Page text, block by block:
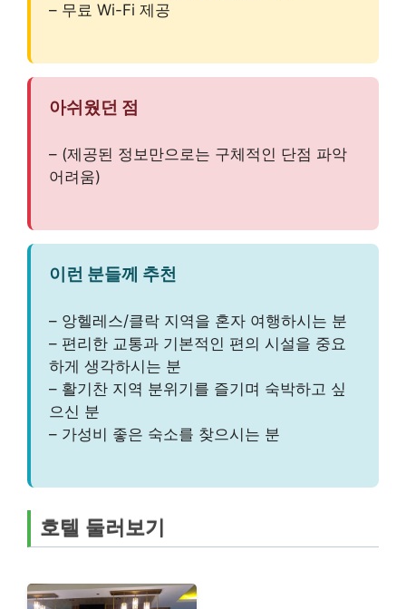
– 무료 Wi-Fi 제공
아쉬웠던 점
– (제공된 정보만으로는 구체적인 단점 파악
어려움)
이런 분들께 추천
– 앙헬레스/클락 지역을 혼자 여행하시는 분
– 편리한 교통과 기본적인 편의 시설을 중요
하게 생각하시는 분
– 활기찬 지역 분위기를 즐기며 숙박하고 싶
으신 분
– 가성비 좋은 숙소를 찾으시는 분
호텔 둘러보기